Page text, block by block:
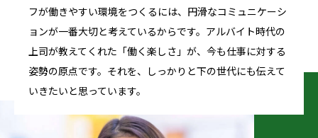
フが働きやすい環境をつくるには、円滑なコミュニケーシ
ョンが一番大切と考えているからです。アルバイト時代の
上司が教えてくれた「働く楽しさ」が、今も仕事に対する
姿勢の原点です。それを、しっかりと下の世代にも伝えて
いきたいと思っています。